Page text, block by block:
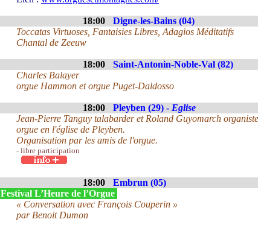
18:00 Digne-les-Bains (04)
Toccatas Virtuoses, Fantaisies Libres, Adagios Méditatifs
Chantal de Zeeuw
18:00 Saint-Antonin-Noble-Val (82)
Charles Balayer
orgue Hammon et orgue Puget-Daldosso
18:00 Pleyben (29) - Eglise
Jean-Pierre Tanguy talabarder et Roland Guyomarch
orgue en l'église de Pleyben.
Organisation par les amis de l'orgue.
- libre participation
18:00 Embrun (05)
Festival L’Heure de l’Orgue
« Conversation avec François Couperin »
par Benoit Dumon